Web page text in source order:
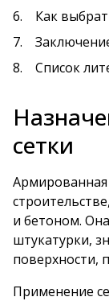
Как
Список
сетки
и бетоном.
штукатурки,
поверхности,
Применение